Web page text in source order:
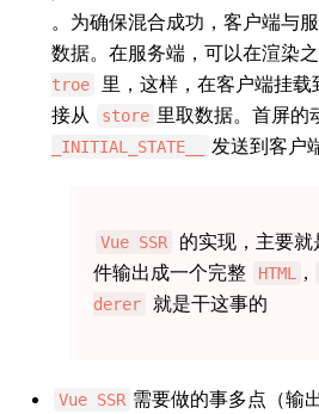
。为确保混合成功，客户端与
数据。在服务端，可以在渲染
troe
里，这样，在客户端挂载
接从
store 里取数据。首屏的
_INITIAL_STATE__
发送到客户
Vue SSR 的实现，主要就
件输出成一个完整
HTML ,
derer
就是干这事的
Vue SSR 需要做的事多点（输